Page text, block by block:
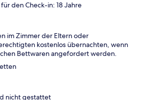
den Check-in: 18 Jahre
im Zimmer der Eltern oder
kostenlos übernachten, wenn
Bettwaren angefordert werden.
nicht gestattet